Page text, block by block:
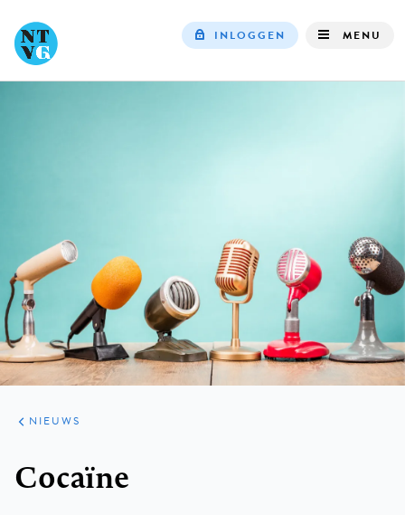
INLOGGEN MENU
ARTIKELEN
HET
KORT
NIEUWS
Cocaïne